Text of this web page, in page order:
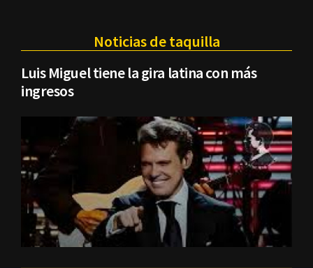
Noticias de taquilla
Luis Miguel tiene la gira latina con más
ingresos